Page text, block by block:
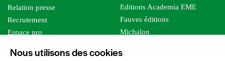
Nous utilisons des cookies
Relation presse
Recrutement
Espace pro
Foreign rights
Editions Academia EME
Fauves éditions
Michalon
Editions Sutton